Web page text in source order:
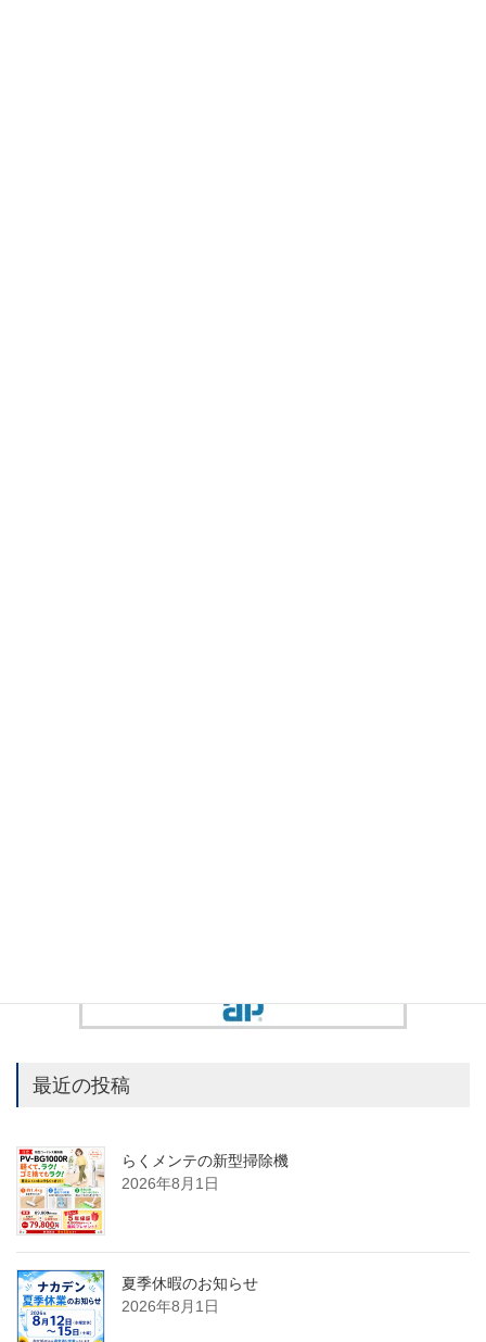
最近の投稿
らくメンテの新型掃除機
2026年8月1日
夏季休暇のお知らせ
2026年8月1日